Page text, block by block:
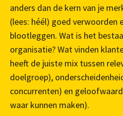
anders dan de kern van je
(lees: héél) goed verwoorden
blootleggen. Wat is het
organisatie? Wat vinden
heeft de juiste mix tussen
doelgroep),
concurrenten) en
waar kunnen maken).